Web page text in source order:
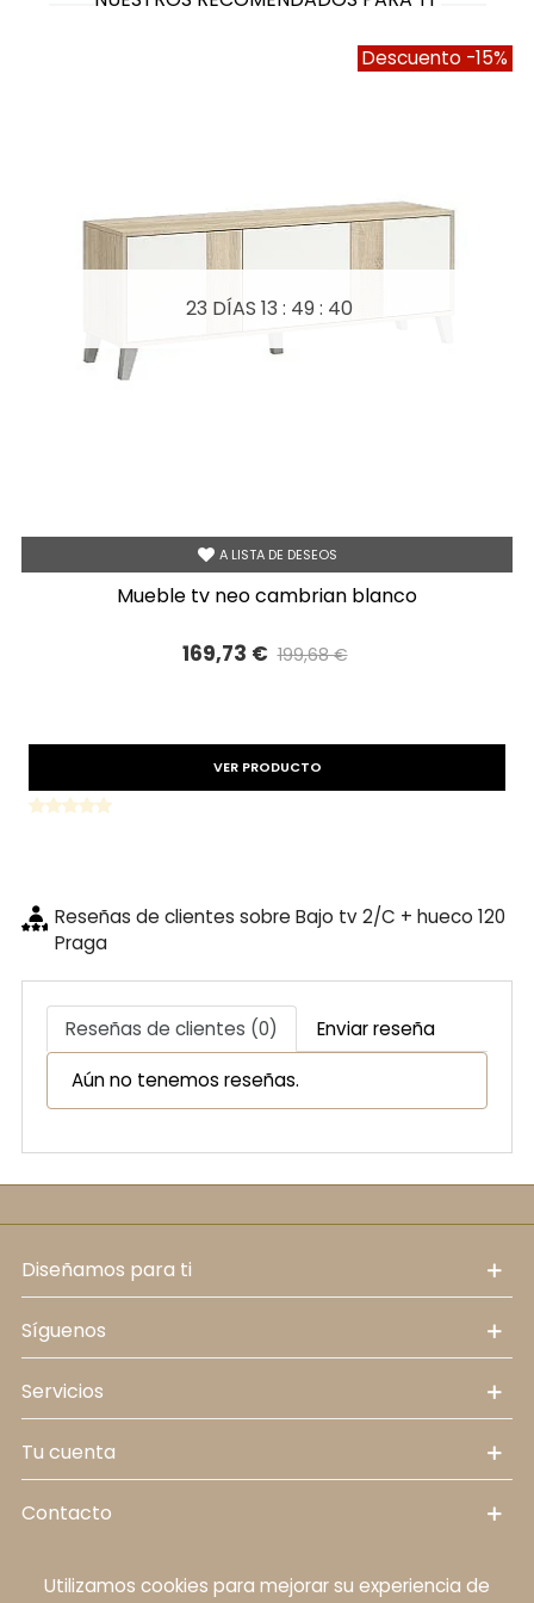
Descuento -15%
A LISTA DE DESEOS
23 DÍAS13 : 49 : 39
mueble tv neo cambrian blanco
169,73 € 199,68 €
VER PRODUCTO
Reseñas de clientes sobre Bajo tv 2/C + hueco 120
Praga
Reseñas de clientes (0) Enviar reseña
Aún no tenemos reseñas.
diseñamos para ti
síguenos
servicios
tu cuenta
contacto
Política de cookies Aviso legal Política de
Utilizamos cookies para mejorar su experiencia de